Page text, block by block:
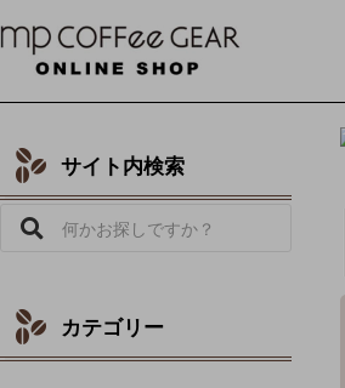
サイト内検索
カテゴリー